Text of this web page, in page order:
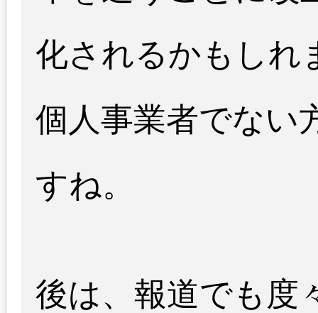
化されるかもしれ
個人事業者でない
すね。
後は、報道でも度